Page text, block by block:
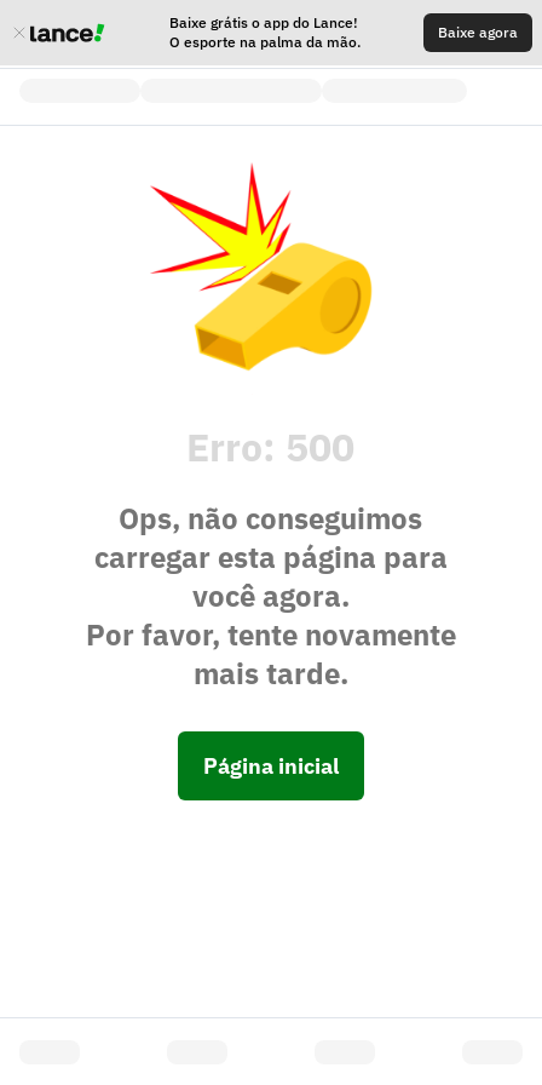
Baixe grátis o app do Lance!
O esporte na palma da mão.
Baixe agora
Erro: 500
Ops, não conseguimos
carregar esta página para
você agora.
Por favor, tente novamente
mais tarde.
Página inicial